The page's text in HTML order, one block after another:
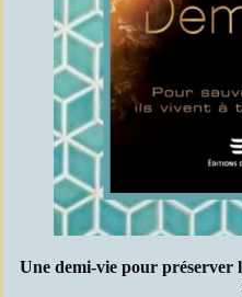
Une demi-vie pour préserver